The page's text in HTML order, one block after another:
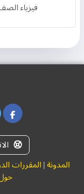
فيزياء
المدونة|المقررات